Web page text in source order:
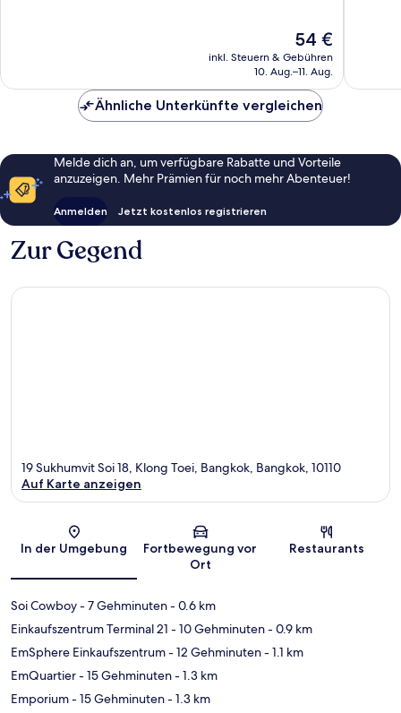
Der
Preis
beträgt
54 €
inkl. Steuern & Gebühren
10. Aug.–11. Aug.
Ähnliche Unterkünfte vergleichen
Melde dich an, um verfügbare Rabatte und Vorteile
anzuzeigen. Mehr Prämien für noch mehr Abenteuer!
Anmelden Jetzt kostenlos registrieren
Zur Gegend
Karte
19 Sukhumvit Soi 18, Klong Toei, Bangkok, Bangkok, 10110
Auf Karte anzeigen
In der Umgebung
Fortbewegung vor
Ort
Restaurants
Soi Cowboy- 7 Gehminuten- 0.6 km
Einkaufszentrum Terminal 21 - 10 Gehminuten- 0.9 km
EmSphere Einkaufszentrum- 12 Gehminuten- 1.1 km
EmQuartier- 15 Gehminuten- 1.3 km
Emporium- 15 Gehminuten- 1.3 km